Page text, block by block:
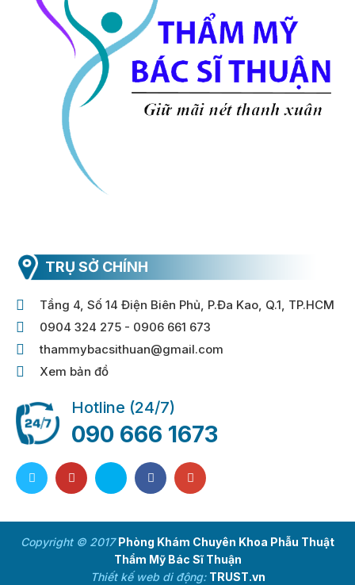
TRỤ SỞ CHÍNH
Tầng 4, Số 14 Điện Biên Phủ, P.Đa Kao, Q.1, TP.HCM
0904 324 275 - 0906 661 673
thammybacsithuan@gmail.com
Xem bản đồ
Hotline (24/7)
090 666 1673
Copyright © 2017Phòng Khám Chuyên Khoa Phẫu Thuật
Thẩm Mỹ Bác Sĩ Thuận
Thiết kế web di động: TRUST.vn